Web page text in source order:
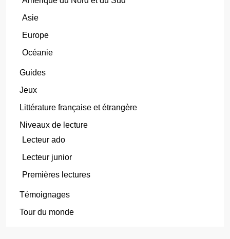
Asie
Europe
Océanie
Guides
Jeux
Littérature française et étrangère
Niveaux de lecture
Lecteur ado
Lecteur junior
Premières lectures
Témoignages
Tour du monde